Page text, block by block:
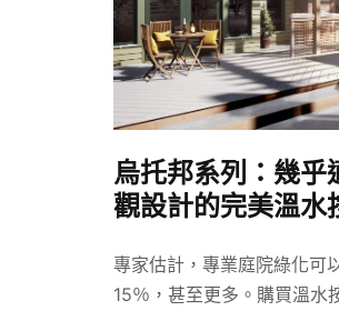
烏托邦系列：幾乎
觀設計的完美溫水
專家估計，專業庭院綠化可
15％，甚至更多。購買溫水